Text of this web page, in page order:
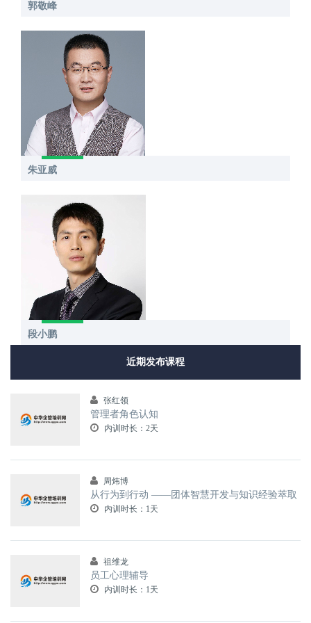
郭敬峰
朱亚威
段小鹏
近期发布课程
张红领
管理者角色认知
内训时长：2天
周炜博
从行为到行动 ——团体智慧开发与知识经验萃取
内训时长：1天
祖维龙
员工心理辅导
内训时长：1天